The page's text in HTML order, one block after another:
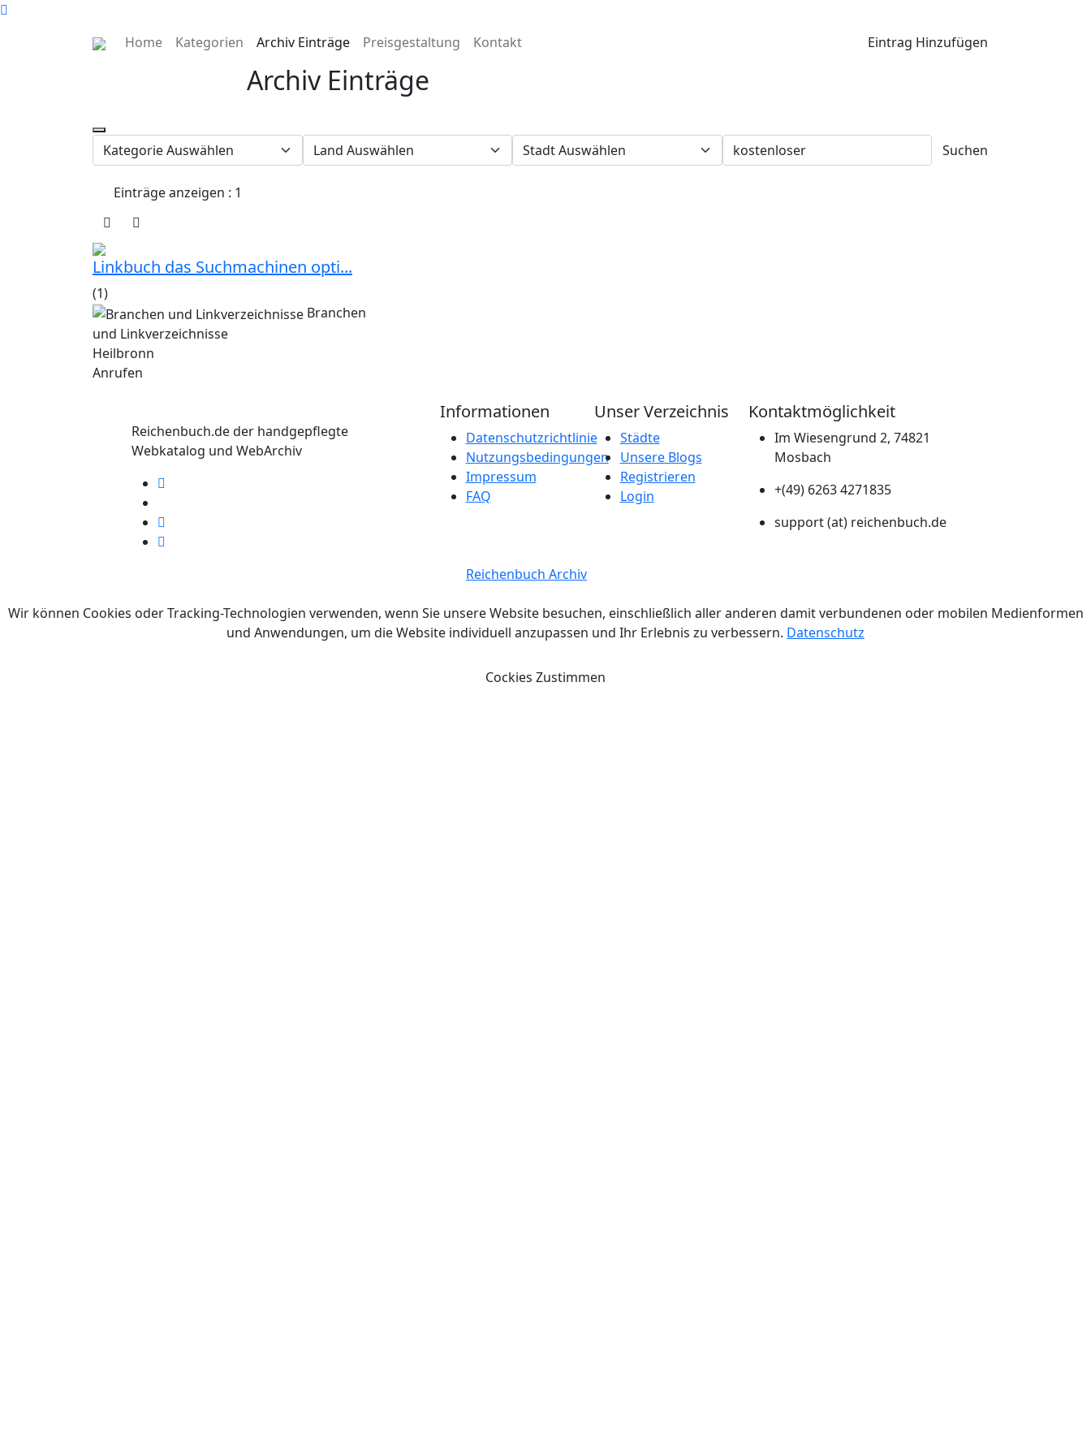
Home Kategorien Archiv Einträge Preisgestaltung Kontakt Eintrag Hinzufügen
Archiv Einträge
Suchen
Einträge anzeigen : 1
Linkbuch das Suchmachinen opti...
(1)
Branchen
und Linkverzeichnisse
Heilbronn
Anrufen
Reichenbuch.de der handgepflegte
Webkatalog und WebArchiv
Informationen
Datenschutzrichtlinie
Nutzungsbedingungen
Impressum
FAQ
Unser Verzeichnis
Städte
Unsere Blogs
Registrieren
Login
Kontaktmöglichkeit
Im Wiesengrund 2, 74821
Mosbach
+(49) 6263 4271835
support (at) reichenbuch.de
Reichenbuch Archiv
Wir können Cookies oder Tracking-Technologien verwenden, wenn Sie unsere Website besuchen, einschließlich aller anderen damit verbundenen oder mobilen Medienformen
und Anwendungen, um die Website individuell anzupassen und Ihr Erlebnis zu verbessern. Datenschutz
Cockies Zustimmen